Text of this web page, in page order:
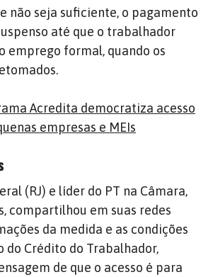
não seja suficiente, o pagamento
até que o trabalhador
emprego formal, quando os
Acredita democratiza acesso
empresas e MEIs
(RJ) e líder do PT na Câmara,
compartilhou em suas redes
da medida e as condições
do Crédito do Trabalhador,
de que o acesso é para